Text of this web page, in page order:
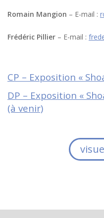
Romain Mangion – E-mail :
Frédéric Pillier – E-mail :
CP – Exposition «
DP – Exposition «
(à venir)